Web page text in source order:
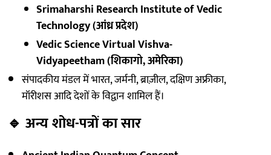
Srimaharshi Research Institute of Vedic
Technology (आंध्र प्रदेश)
Vedic Science Virtual Vishva-
Vidyapeetham (शिकागो, अमेरिका)
संपादकीय मंडल में भारत, जर्मनी, ब्राज़ील, दक्षिण अफ्रीका,
मॉरीशस आदि देशों के विद्वान शामिल हैं।
🔹 अन्य शोध-पत्रों का सार